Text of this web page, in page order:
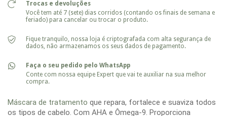
Trocas e devoluções
Você tem até 7 (sete) dias corridos (contando os finais de semana e
feriado) para cancelar ou trocar o produto.
Fique tranquilo, nossa loja é criptografada com alta segurança de
dados, não armazenamos os seus dados de pagamento.
Faça o seu pedido pelo WhatsApp
Conte com nossa equipe Expert que vai te auxiliar na sua melhor
compra.
Máscara de tratamento que repara, fortalece e suaviza todos
os tipos de cabelo. Com AHA e Ômega-9. Proporciona